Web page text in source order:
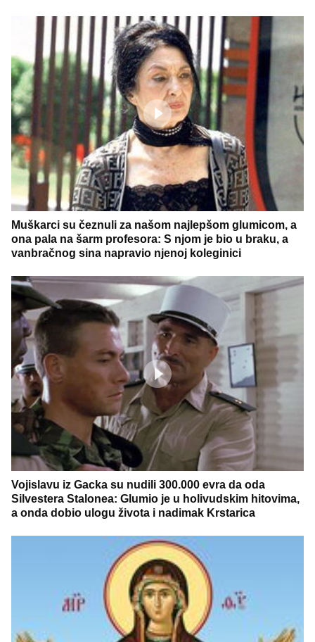
Muškarci su čeznuli za našom najlepšom glumicom, a
ona pala na šarm profesora: S njom je bio u braku, a
vanbračnog sina napravio njenoj koleginici
Vojislavu iz Gacka su nudili 300.000 evra da oda
Silvestera Stalonea: Glumio je u holivudskim hitovima,
a onda dobio ulogu života i nadimak Krstarica